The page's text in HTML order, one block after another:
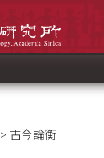
> 古今論衡